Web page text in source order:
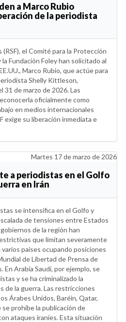
a Marco Rubio
de la periodista
el Comité para la Protección
Fundación Foley han solicitado al
Marco Rubio, que actúe para
Shelly Kittleson,
31 de marzo de 2026. Las
oficialmente como
en medios internacionales
exige su liberación inmediata e
Martes 17 de marzo de 2026
a periodistas en el Golfo
en Irán
se intensifica en el Golfo y
de tensiones entre Estados
de la región han
que limitan severamente
países ocupando posiciones
de Libertad de Prensa de
En Arabia Saudí, por ejemplo, se
y se ha criminalizado la
de la guerra. Las restricciones
Árabes Unidos, Baréin, Qatar,
prohíbe la publicación de
ataques iraníes. Esta situación